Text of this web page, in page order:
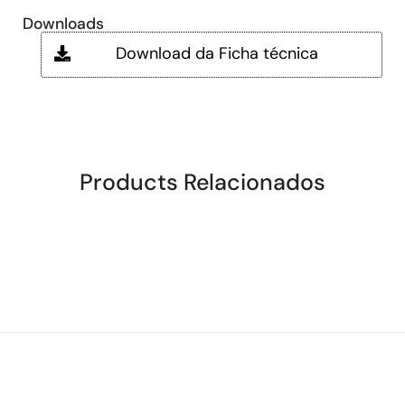
Downloads
Download da Ficha técnica
Products Relacionados